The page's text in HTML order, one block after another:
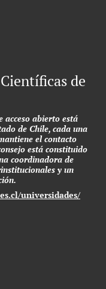
de
acceso abierto está
de Chile, cada una
el contacto
está constituido
coordinadora de
y un
universidades/